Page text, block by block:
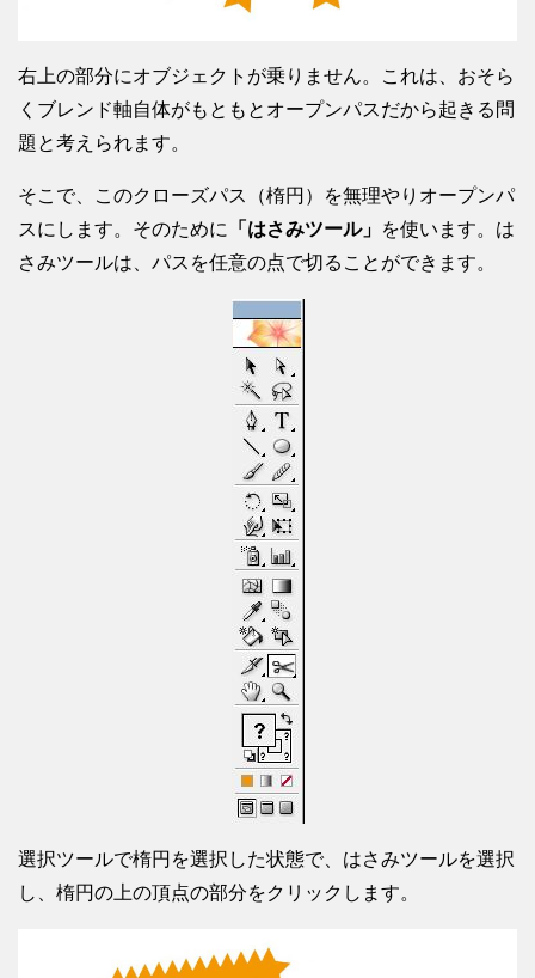
右上の部分にオブジェクトが乗りません。これは、おそら
くブレンド軸自体がもともとオープンパスだから起きる問
題と考えられます。
そこで、このクローズパス（楕円）を無理やりオープンパ
スにします。そのために
「はさみツール」 を使います。は
さみツールは、パスを任意の点で切ることができます。
選択ツールで楕円を選択した状態で、はさみツールを選択
し、楕円の上の頂点の部分をクリックします。